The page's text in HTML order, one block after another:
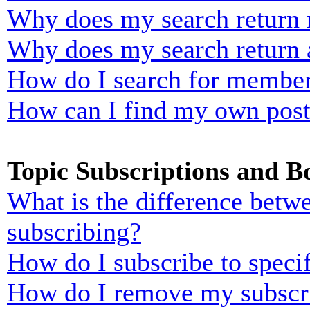
Why does my search return
Why does my search return
How do I search for
How can I find my own
Topic Subscriptions and
What is the difference
subscribing?
How do I subscribe to
How do I remove my